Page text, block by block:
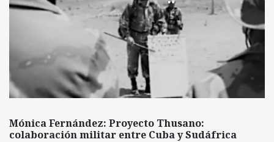
Mónica Fernández: Proyecto Thusano:
colaboración militar entre Cuba y Sudáfrica